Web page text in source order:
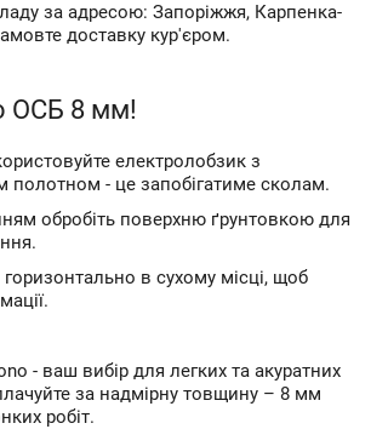
за адресою: Запоріжжя, Карпенка-
доставку кур'єром.
ОСБ 8 мм!
електролобзик з
полотном - це запобігатиме сколам.
обробіть поверхню ґрунтовкою для
в сухому місці, щоб
- ваш вибір для легких та акуратних
за надмірну товщину – 8 мм
робіт.